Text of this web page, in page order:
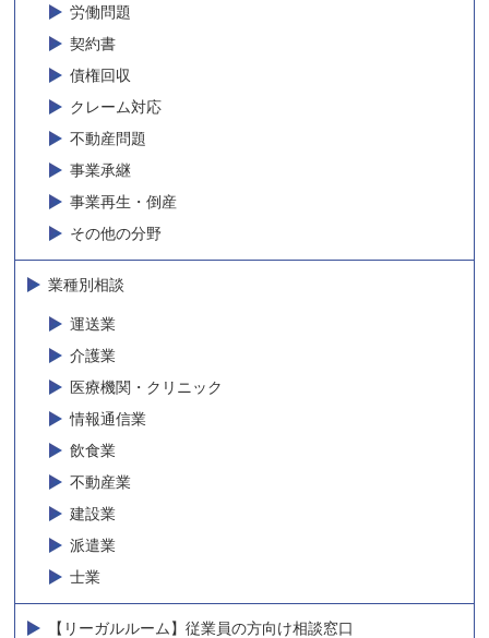
労働問題
契約書
債権回収
クレーム対応
不動産問題
事業承継
事業再生・倒産
その他の分野
業種別相談
運送業
介護業
医療機関・クリニック
情報通信業
飲食業
不動産業
建設業
派遣業
士業
【リーガルルーム】従業員の方向け相談窓口